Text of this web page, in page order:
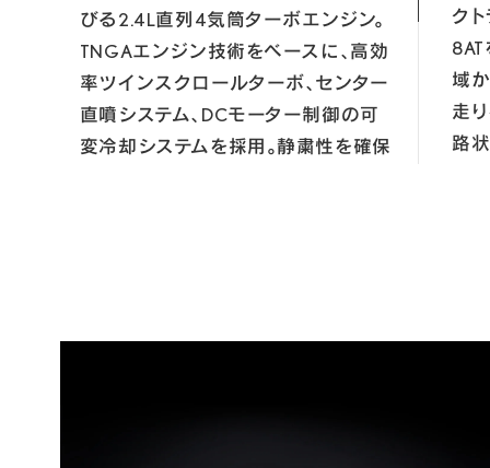
びる2.4L直列4気筒ターボエンジン。
TNGAエンジン技術をベースに、高効
率ツインスクロールターボ、センター
直噴システム、DCモーター制御の可
変冷却システムを採用。静粛性を確保
ク
域
走
路